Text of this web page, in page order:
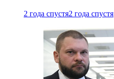
2 года спустя2 года спустя